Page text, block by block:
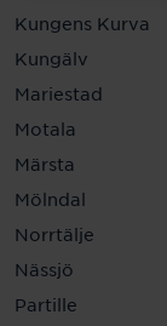
Kungens Kurva
Kungälv
Mariestad
Motala
Märsta
Mölndal
Norrtälje
Nässjö
Partille